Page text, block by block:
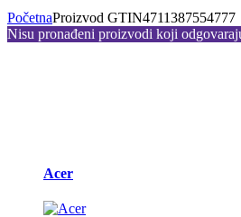
PočetnaProizvod GTIN4711387554777
Nisu pronađeni proizvodi koji
Acer